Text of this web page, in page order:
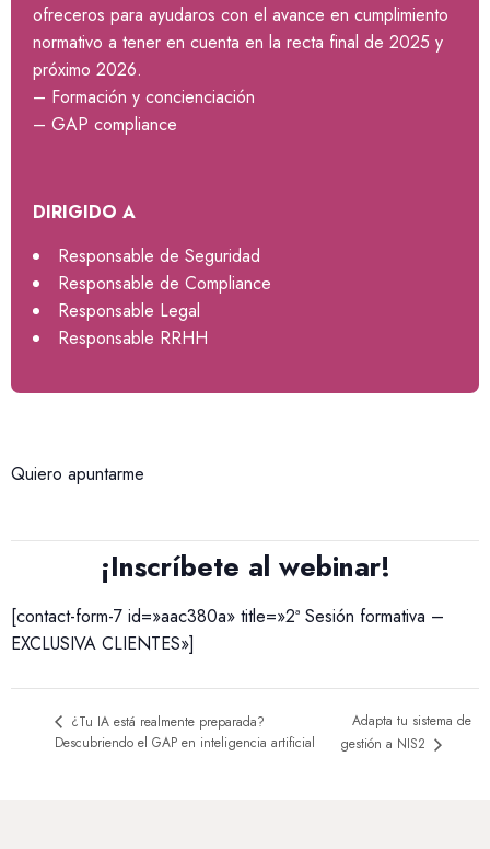
ofreceros para ayudaros con el avance en cumplimiento
normativo a tener en cuenta en la recta final de 2025 y
próximo 2026.
– Formación y concienciación
– GAP compliance
DIRIGIDO A
Responsable de Seguridad
Responsable de Compliance
Responsable Legal
Responsable RRHH
Quiero apuntarme
¡Inscríbete al webinar!
[contact-form-7 id=»aac380a» title=»2ª Sesión formativa –
EXCLUSIVA CLIENTES»]
¿Tu IA está realmente preparada?
Descubriendo el GAP en inteligencia artificial
Adapta tu sistema de
gestión a NIS2